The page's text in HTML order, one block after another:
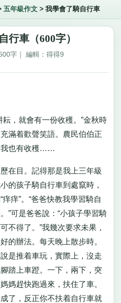
五年級作文> 我學會了騎自行車
行車（600字）
字｜ 編輯：得得9
，就會有一份收穫。”金秋時
滿着歡聲笑語。農民伯伯正
我也有收穫……
目。記得那是我上三年級
的孩子騎自行車到處竄時，
痒”。“爸爸快教我學習騎自
”可是爸爸說：“小孩子學習騎
不得了。”我幾次要求未果，
的辦法。每天晚上散步時。
是推着車玩，實際上，沒走
踏上車蹬。一下，兩下，突
媽趕快跑過來，扶住了車。
了，反正你不扶着自行車就